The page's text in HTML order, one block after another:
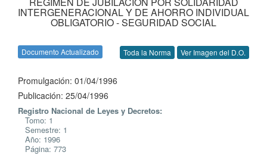
INTERGENERACIONAL Y DE AHORRO INDIVIDUAL
OBLIGATORIO - SEGURIDAD SOCIAL
Documento Actualizado Toda la Norma Ver Imagen del D.O.
Promulgación: 01/04/1996
Publicación: 25/04/1996
Registro Nacional de Leyes y Decretos:
Tomo: 1
Semestre: 1
Año: 1996
Página: 773